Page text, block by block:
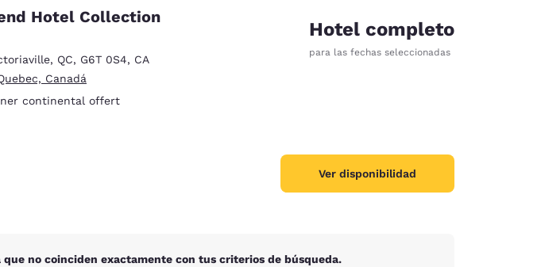
English
Hotel Collection
, QC, G6T 0S4, CA
Canadá
continental offert
832 reseñas
Hotel completo
para las fechas seleccionadas
Ver disponibilidad
no coinciden exactamente con tus criterios de búsqueda.